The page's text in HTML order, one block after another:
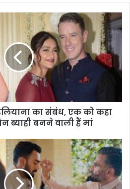
का संबंध, एक को कहा
ब्याही बनने वाली हैं मां